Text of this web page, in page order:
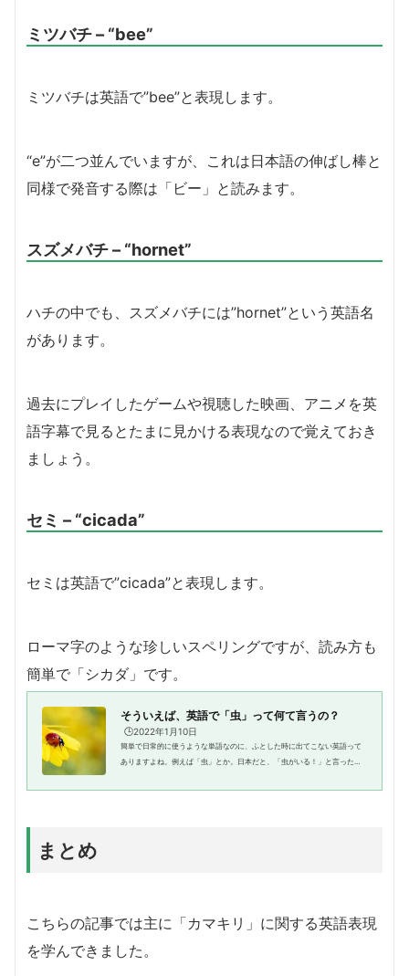
ミツバチ – “bee”
ミツバチは英語で”bee”と表現します。
“e”が二つ並んでいますが、これは日本語の伸ばし棒と
同様で発音する際は「ビー」と読みます。
スズメバチ – “hornet”
ハチの中でも、スズメバチには”hornet”という英語名
があります。
過去にプレイしたゲームや視聴した映画、アニメを英
語字幕で見るとたまに見かける表現なので覚えておき
ましょう。
セミ – “cicada”
セミは英語で”cicada”と表現します。
ローマ字のような珍しいスペリングですが、読み方も
簡単で「シカダ」です。
そういえば、英語で「虫」って何て言うの？
🕒️2022年1月10日
簡単で日常的に使うような単語なのに、ふとした時に出てこない英語って
ありますよね。例えば「虫」とか。日本だと、「虫がいる！」と言ったり
れを使えば良いのでしょうか。...
まとめ
こちらの記事では主に「カマキリ」に関する英語表現
を学んできました。